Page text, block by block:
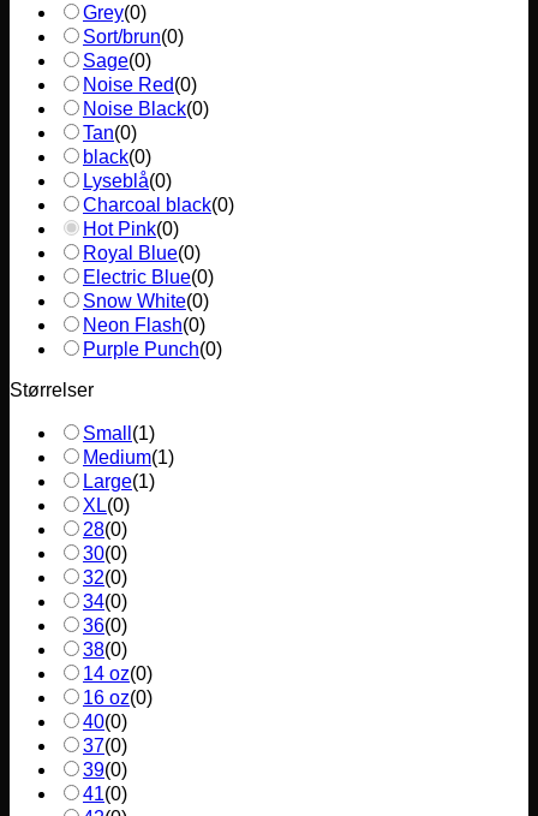
Grey(0)
Sort/brun(0)
Sage(0)
Noise Red(0)
Noise Black(0)
Tan(0)
black(0)
Lyseblå(0)
Charcoal black(0)
Hot Pink(0)
Royal Blue(0)
Electric Blue(0)
Snow White(0)
Neon Flash(0)
Purple Punch(0)
Størrelser
Small (1)
Medium(1)
Large(1)
XL(0)
28(0)
30(0)
32(0)
34(0)
36(0)
38(0)
14 oz(0)
16 oz(0)
40(0)
37(0)
39(0)
41(0)